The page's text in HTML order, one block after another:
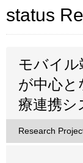
status
モバイル
が中心と
療連携シ
Research